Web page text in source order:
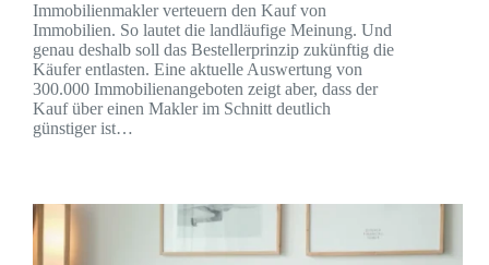
Immobilienmakler verteuern den Kauf von
Immobilien. So lautet die landläufige Meinung. Und
genau deshalb soll das Bestellerprinzip zukünftig die
Käufer entlasten. Eine aktuelle Auswertung von
300.000 Immobilienangeboten zeigt aber, dass der
Kauf über einen Makler im Schnitt deutlich
günstiger ist…